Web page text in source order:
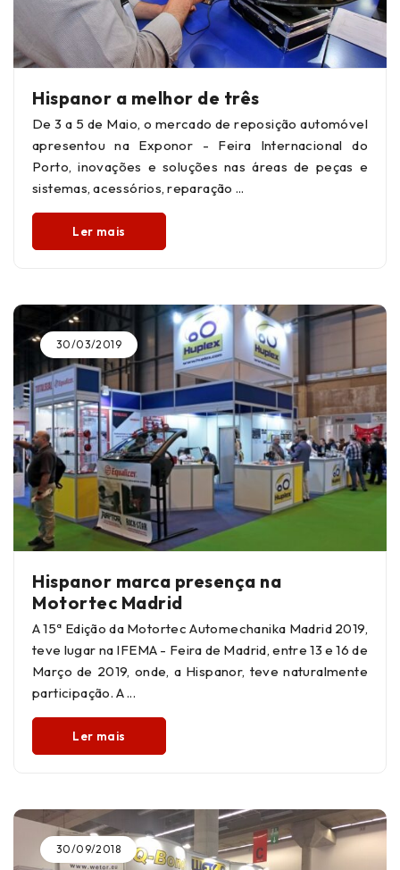
Hispanor a melhor de três
De 3 a 5 de Maio, o mercado de reposição automóvel
apresentou na Exponor - Feira Internacional do
Porto, inovações e soluções nas áreas de peças e
sistemas, acessórios, reparação
Ler mais
30/03/2019
Hispanor marca presença na
Motortec Madrid
A 15ª Edição da Motortec Automechanika Madrid 2019,
teve lugar na IFEMA - Feira de Madrid, entre 13 e 16 de
Março de 2019, onde, a Hispanor, teve naturalmente
participação. A
Ler mais
30/09/2018